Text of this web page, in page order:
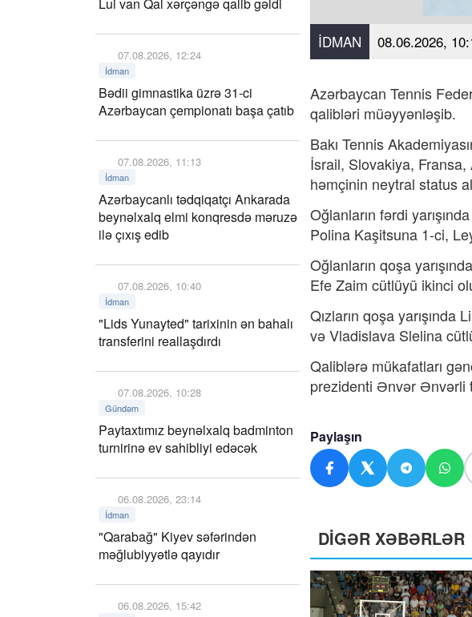
07.08.2026, 12:24
İdman
Bədii gimnastika üzrə 31-ci
Azərbaycan çempionatı başa çatıb
07.08.2026, 11:13
İdman
Azərbaycanlı tədqiqatçı Ankarada
beynəlxalq elmi konqresdə məruzə
ilə çıxış edib
07.08.2026, 10:40
İdman
"Lids Yunayted" tarixinin ən bahalı
transferini reallaşdırdı
07.08.2026, 10:28
Gündəm
Paytaxtımız beynəlxalq badminton
turnirinə ev sahibliyi edəcək
06.08.2026, 23:14
İdman
"Qarabağ" Kiyev səfərindən
məğlubiyyətlə qayıdır
06.08.2026, 15:42
İDMAN 08.06.2026,
Azərbaycan Tennis
qalibləri müəyyənləşib.
Bakı Tennis
İsrail, Slovakiya,
həmçinin neytral status
Oğlanların fərdi
Polina Kaşitsuna 1-ci,
Oğlanların qoşa
Efe Zaim cütlüyü ikinci
Qızların qoşa
və Vladislava Slelina
Qaliblərə mükafatları
prezidenti Ənvər Ənvərli
Paylaşın
DİGƏR XƏBƏRLƏR